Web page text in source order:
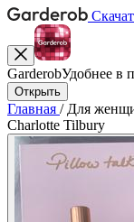
GarderobУдобнее в
Открыть
Главная / Для
Charlotte Tilbury